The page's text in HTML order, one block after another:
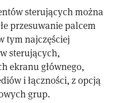
sterujących można
przesuwanie palcem
tym najczęściej
sterujących,
ekranu głównego,
i łączności, z opcją
grup.